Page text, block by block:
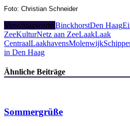
Foto: Christian Schneider
VerschlagwortetBinckhorstDen Haag
ZeeKulturNetz aan ZeeLaakLaak
CentraalLaakhavensMolenwijk
in Den Haag
Ähnliche Beiträge
Sommergrüße